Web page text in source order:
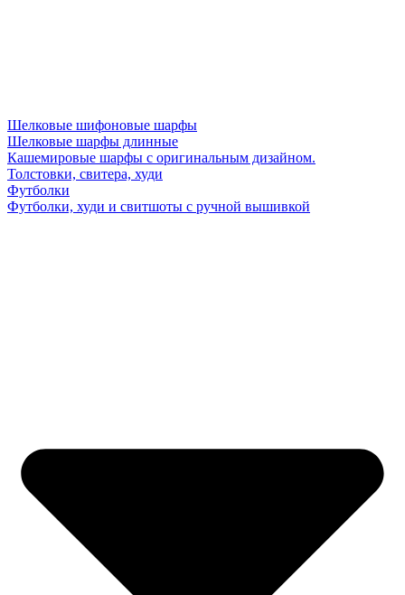
Шелковые шифоновые шарфы
Шелковые шарфы длинные
Кашемировые шарфы с оригинальным дизайном.
Толстовки, свитера, худи
Футболки
Футболки, худи и свитшоты с ручной вышивкой